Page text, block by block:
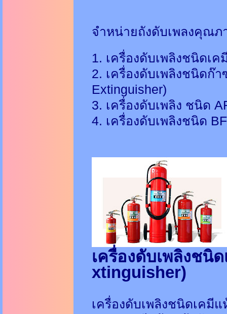
จำหน่ายถังดับเพลงคุณ
1. เครื่องดับเพลิงชนิดเ
2. เครื่องดับเพลิงชนิดก๊
Extinguisher)
3. เครื่องดับเพลิง ชนิด
4. เครื่องดับเพลิงชนิด
เครื่องดับเพลิงชนิ
xtinguisher)
เครื่องดับเพลิงชนิดเคมี